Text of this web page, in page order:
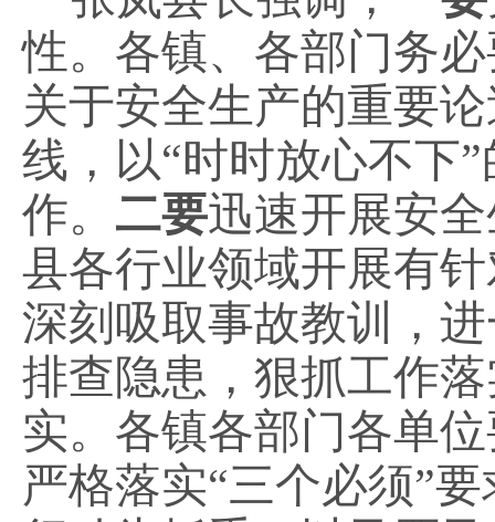
性。各镇、各部门务
关于安全生产的重要
线，以“时时放心不下
作。 二要迅速开展安
县各行业领域开展有
深刻吸取事故教训，
排查隐患，狠抓工作
实。 各镇各部门各单
严格落实“三个必须”